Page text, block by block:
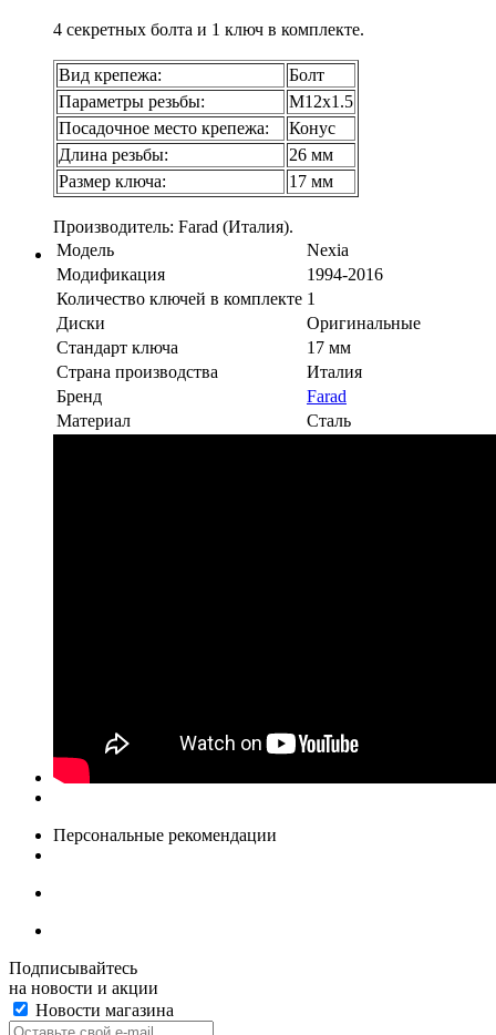
4 секретных болта и 1 ключ в комплекте.
Вид крепежа:
Болт
Параметры резьбы:
М12х1.5
Посадочное место крепежа:
Конус
Длина резьбы:
26 мм
Размер ключа:
17 мм
Производитель: Farad (Италия).
Модель
Nexia
Модификация
1994-2016
Количество ключей в комплекте 1
Диски
Оригинальные
Стандарт ключа
17 мм
Страна производства
Италия
Бренд
Farad
Материал
Сталь
Персональные рекомендации
Подписывайтесь
на новости и акции
Новости магазина